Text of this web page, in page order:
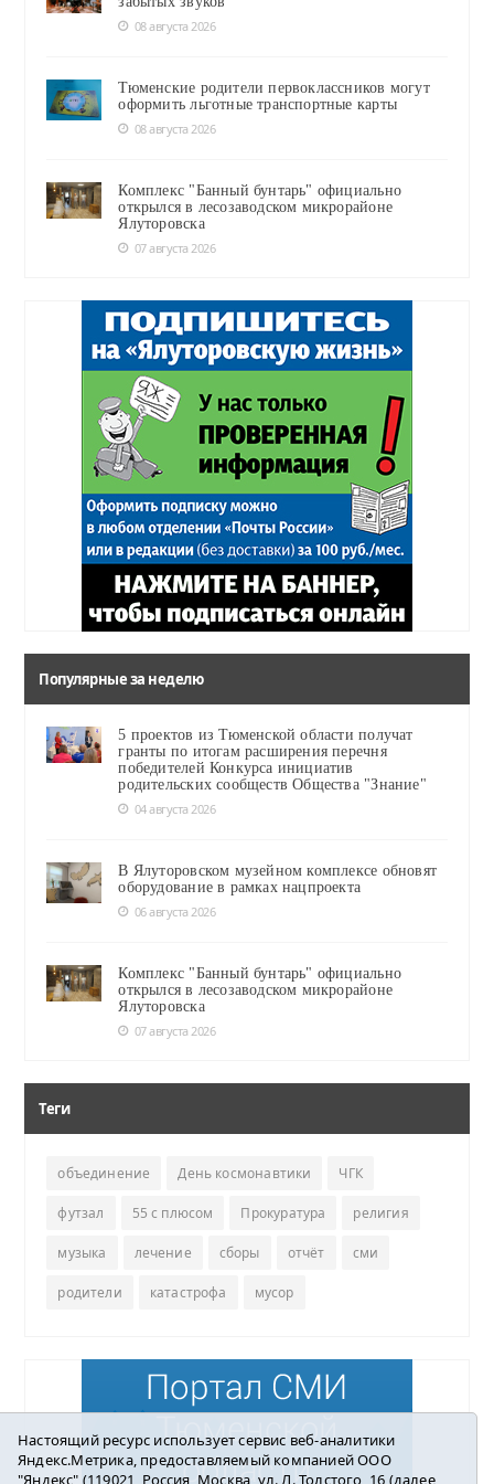
08 августа 2026
Тюменские родители первоклассников могут
оформить льготные транспортные карты
08 августа 2026
Комплекс "Банный бунтарь" официально
открылся в лесозаводском микрорайоне
Ялуторовска
07 августа 2026
Популярные за неделю
5 проектов из Тюменской области получат
гранты по итогам расширения перечня
победителей Конкурса инициатив
родительских сообществ Общества "Знание"
04 августа 2026
В Ялуторовском музейном комплексе обновят
оборудование в рамках нацпроекта
06 августа 2026
Комплекс "Банный бунтарь" официально
открылся в лесозаводском микрорайоне
Ялуторовска
07 августа 2026
Теги
объединение День космонавтики ЧГК
футзал 55 с плюсом Прокуратура религия
музыка лечение сборы отчёт сми
родители катастрофа мусор
Настоящий ресурс использует сервис веб-аналитики
Яндекс.Метрика, предоставляемый компанией ООО
"Яндекс" (119021, Россия, Москва, ул. Л. Толстого, 16 (далее